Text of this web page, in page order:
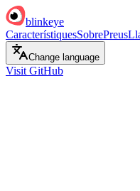
blinkeye
CaracterístiquesSobrePreus
Change language
Visit GitHub